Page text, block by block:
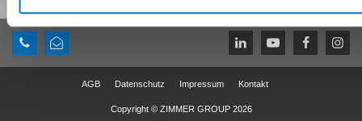
AGB Datenschutz Impressum Kontakt
Copyright © ZIMMER GROUP 2026